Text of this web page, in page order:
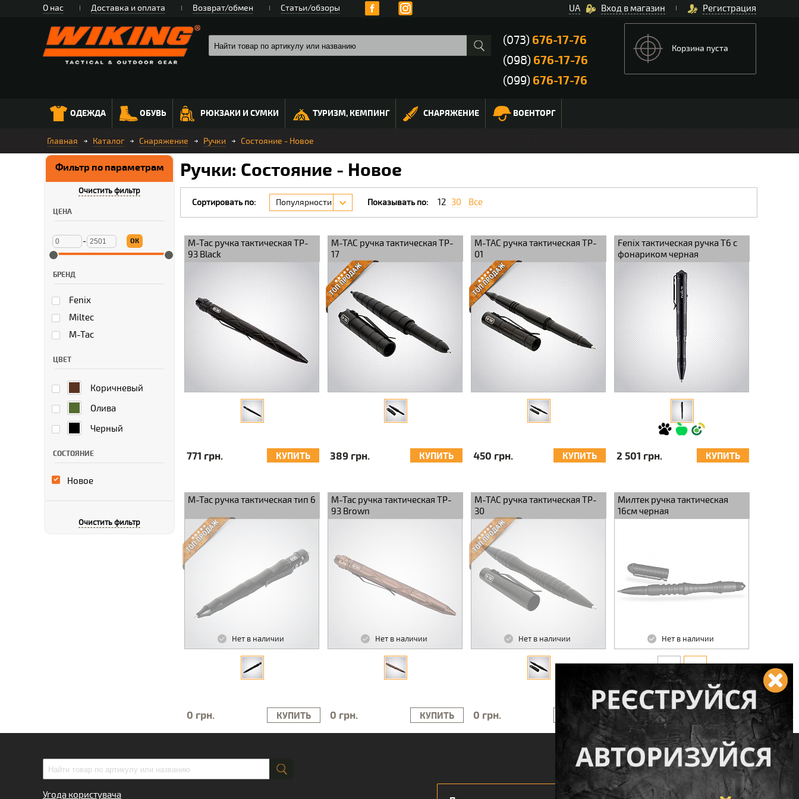
О нас Доставка и оплата Возврат/обмен Статьи/обзоры Вход в магазин Регистрация
UA
(073) 676-17-76
(098) 676-17-76
(099) 676-17-76
Корзина пуста
ОДЕЖДА ОБУВЬ РЮКЗАКИ И СУМКИ ТУРИЗМ, КЕМПИНГ СНАРЯЖЕНИЕ ВОЕНТОРГ
Главная Каталог Снаряжение Ручки Состояние - Новое
Ручки: Состояние - Новое
Фильтр по параметрам
Очистить фильтр
ЦЕНА
- ОК
БРЕНД
Fenix
Miltec
M-Tac
ЦВЕТ
Коричневый
Олива
Черный
СОСТОЯНИЕ
Новое
Очистить фильтр
Сортировать по: Популярности Показывать по: 12 30 Все
M-Tac ручка тактическая TP-
93 Black
771 грн. КУПИТЬ
M-TAC ручка тактическая TP-
17
389 грн. КУПИТЬ
M-TAC ручка тактическая TP-
01
450 грн. КУПИТЬ
Fenix тактическая ручка Т6 с
фонариком черная
2 501 грн. КУПИТЬ
M-Tac ручка тактическая тип 6
Нет в наличии
0 грн. КУПИТЬ
M-Tac ручка тактическая TP-
93 Brown
Нет в наличии
0 грн. КУПИТЬ
M-TAC ручка тактическая TP-
30
Нет в наличии
0 грн. КУПИТЬ
Милтек ручка тактическая
16см черная
Нет в наличии
1 002 грн. КУПИТЬ
Следите за нами:
Угода користувача